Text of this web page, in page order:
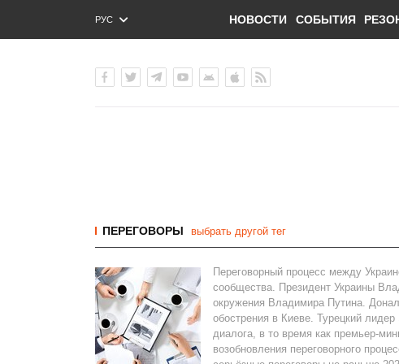
РУС
ENG
НОВОСТИ СОБЫТИЯ
ПЕРЕГОВОРЫ выбрать другой тег
Переговорный процесс между
сообщества. Президент Украины
окружения Владимира Путина.
обострения в Киеве. Турецкий
диалога, в то время как премьер-
возобновления переговорного